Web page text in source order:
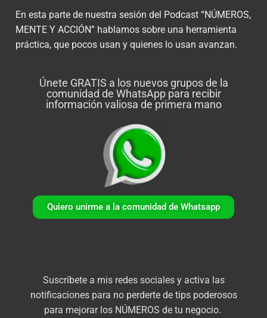
En esta parte de nuestra sesión del Podcast “NÚMEROS,
MENTE Y ACCIÓN” hablamos sobre una herramienta
práctica, que pocos usan y quienes lo usan avanzan.
Únete GRATIS a los nuevos grupos de la
comunidad de WhatsApp para recibir
información valiosa de primera mano
Quiero unirme a la comunidad de Whatsapp
Suscríbete a mis redes sociales y activa las
notificaciones para no perderte de tips poderosos
para mejorar los NÚMEROS de tu negocio.